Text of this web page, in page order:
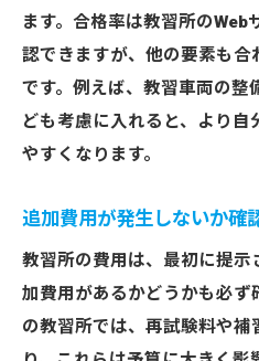
ます。合格率は教習所のWeb
認できますが、他の要素も合
です。例えば、教習車両の整
ども考慮に入れると、より
やすくなります。
追加費用が発生しないか確
教習所の費用は、最初に提示
加費用があるかどうかも必ず
の教習所では、再試験料や補